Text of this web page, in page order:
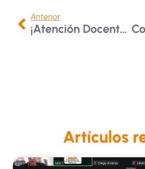
Anterior
¡Atención Docentes! Cursos COIL Con El Instituto Tecnológico De Sonora (México)
Artículos